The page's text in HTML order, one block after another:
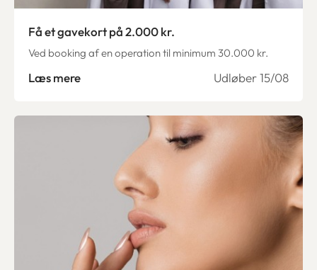
Få et gavekort på 2.000 kr.
Ved booking af en operation til minimum 30.000 kr.
Læs mere Udløber 15/08